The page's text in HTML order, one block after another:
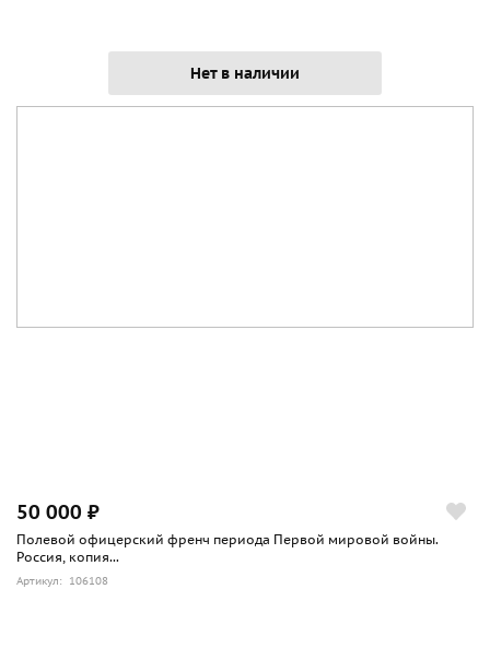
Нет в наличии
50 000 ₽
Полевой офицерский френч периода Первой мировой войны.
Россия, копия...
Артикул: 106108